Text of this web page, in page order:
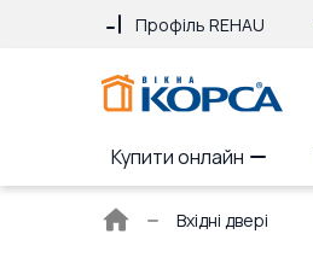
Профіль REHAU
Купити онлайн
Головна
Вхідні двері